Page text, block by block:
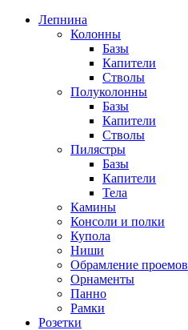
Лепнина
Колонны
Базы
Капители
Стволы
Полуколонны
Базы
Капители
Стволы
Пилястры
Базы
Капители
Тела
Камины
Консоли и полки
Купола
Ниши
Обрамление проемов
Орнаменты
Панно
Рамки
Розетки